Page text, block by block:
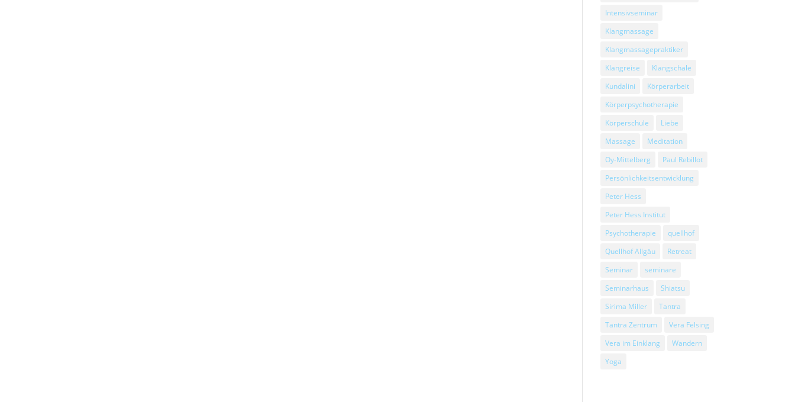
Intensivseminar
Klangmassage
Klangmassagepraktiker
Klangreise
Klangschale
Kundalini
Körperarbeit
Körperpsychotherapie
Körperschule
Liebe
Massage
Meditation
Oy-Mittelberg
Paul Rebillot
Persönlichkeitsentwicklung
Peter Hess
Peter Hess Institut
Psychotherapie
quellhof
Quellhof Allgäu
Retreat
Seminar
seminare
Seminarhaus
Shiatsu
Sirima Miller
Tantra
Tantra Zentrum
Vera Felsing
Vera im Einklang
Wandern
Yoga